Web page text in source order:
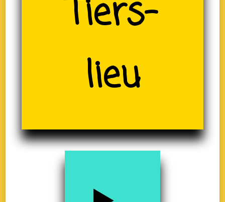
(19)
Tiers-
lieu